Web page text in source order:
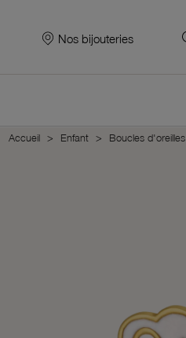
Nos bijouteries
Accueil Enfant Boucles d'oreilles